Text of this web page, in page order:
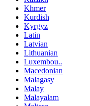
Khmer
Kurdish
Kyrgyz
Latin
Latvian
Lithuanian
Luxembou..
Macedonian
Malagasy
Malay
Malayalam